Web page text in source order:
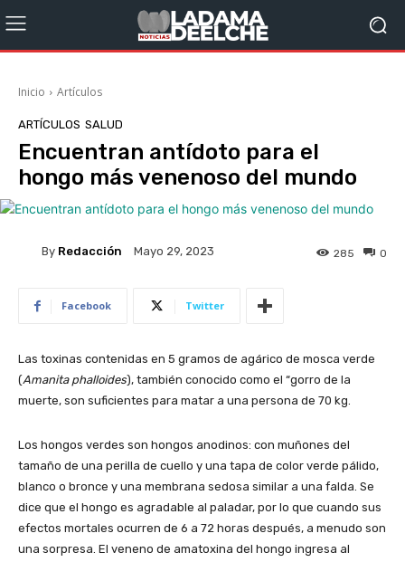
Inicio Artículos
ARTÍCULOS SALUD
Encuentran antídoto para el
hongo más venenoso del mundo
By Redacción Mayo 29, 2023 0
285
Facebook Twitter
Las toxinas contenidas en 5 gramos de agárico de mosca verde
(Amanita phalloides), también conocido como el “gorro de la
muerte, son suficientes para matar a una persona de 70 kg.
Los hongos verdes son hongos anodinos: con muñones del
tamaño de una perilla de cuello y una tapa de color verde pálido,
blanco o bronce y una membrana sedosa similar a una falda. Se
dice que el hongo es agradable al paladar, por lo que cuando sus
efectos mortales ocurren de 6 a 72 horas después, a menudo son
una sorpresa. El veneno de amatoxina del hongo ingresa al